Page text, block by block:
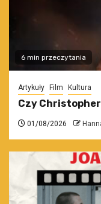
6 min przeczytania
Artykuły Film Kultura
Czy Christopher
01/08/2026